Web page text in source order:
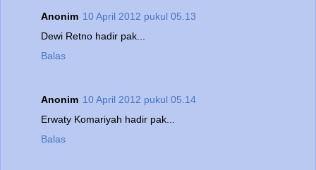
Anonim 10 April 2012 pukul 05.13
Dewi Retno hadir pak...
Balas
Anonim 10 April 2012 pukul 05.14
Erwaty Komariyah hadir pak...
Balas